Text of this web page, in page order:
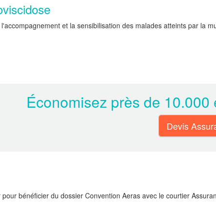
et la sensibilisation des malades atteints par la
Économisez près de
Devis
bénéficier du dossier Convention Aeras avec le courtier